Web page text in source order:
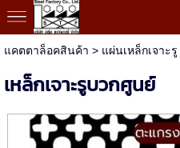
แคตตาล็อคสินค้า > แผ่นเหล็กเจาะรู
เหล็กเจาะรูบวกศูนย์